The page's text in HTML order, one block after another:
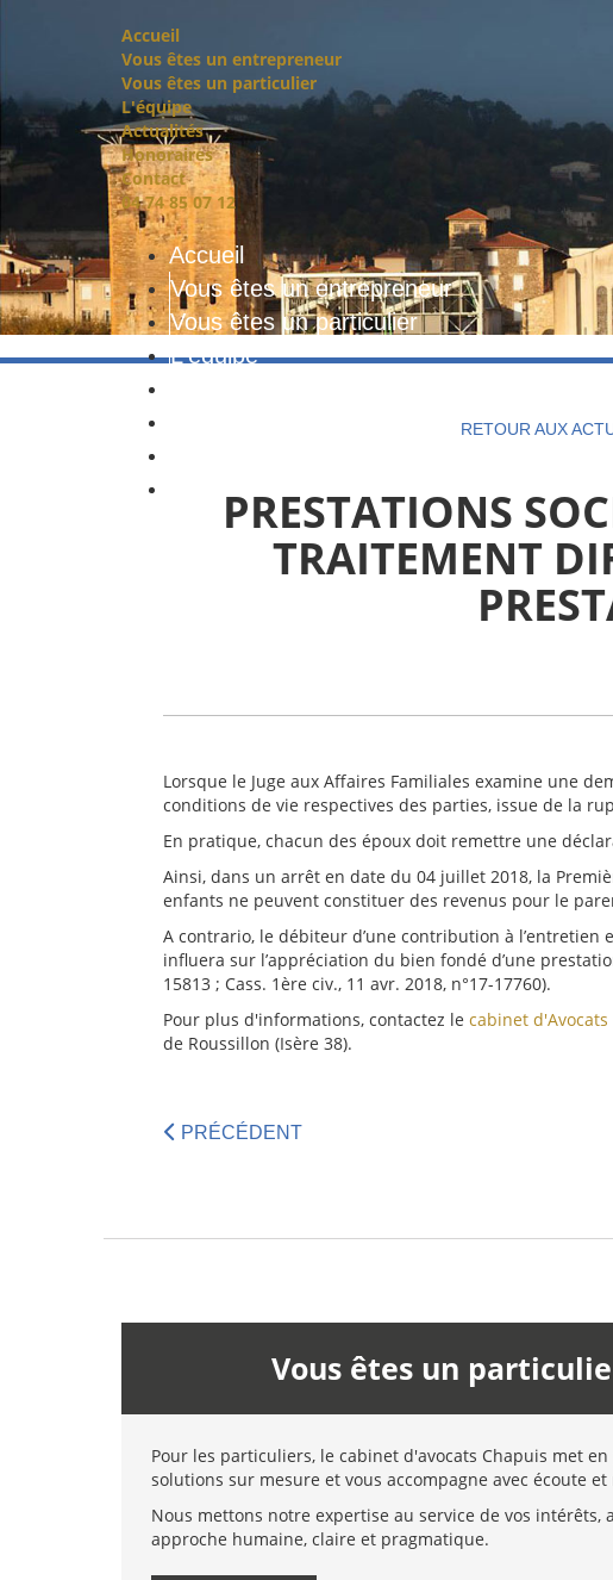
Accueil
Vous êtes un entrepreneur
Vous êtes un particulier
L'équipe
Actualités
Honoraires
Contact
04 74 85 07 12
Accueil
Vous êtes un entrepreneur
Vous êtes un particulier
L'équipe
RETOUR AUX
PRESTATIONS
TRAITEMENT
Lorsque le Juge aux Affaires Familiales examine une
conditions de vie respectives des parties, issue de la
En pratique, chacun des époux doit remettre une
Ainsi, dans un arrêt en date du 04 juillet 2018, la
enfants ne peuvent constituer des revenus pour le
A contrario, le débiteur d’une contribution à l’entretien
influera sur l’appréciation du bien fondé d’une
15813 ; Cass. 1ère civ., 11 avr. 2018, n°17-17760).
Pour plus d'informations, contactez le cabinet d'Avocats
de Roussillon (Isère 38).
PRÉCÉDENT
Vous êtes un
Pour les particuliers, le cabinet d'avocats Chapuis met en
solutions sur mesure et vous accompagne avec écoute
Nous mettons notre expertise au service de vos intérêts,
approche humaine, claire et pragmatique.